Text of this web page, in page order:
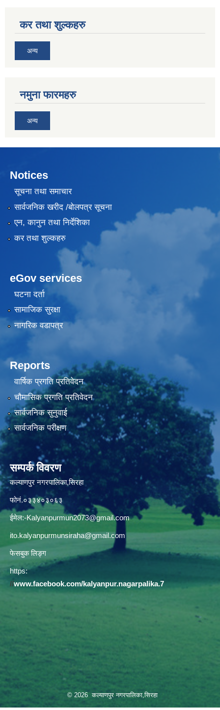
कर तथा शुल्कहरु
अन्य
नमुना फारमहरु
अन्य
Notices
सूचना तथा समाचार
सार्वजनिक खरीद /बोलपत्र सूचना
एन, कानुन तथा निर्देशिका
कर तथा शुल्कहरु
eGov services
घटना दर्ता
सामाजिक सुरक्षा
नागरिक वडापत्र
Reports
वार्षिक प्रगति प्रतिवेदन
चौमासिक प्रगति प्रतिवेदन
सार्वजनिक सुनुवाई
सार्वजनिक परीक्षण
सम्पर्क विवरण
कल्याणपुर नगरपालिका,सिरहा
फोनं.०३३४०३०६३
ईमेल:-Kalyanpurmun2073@gmail.com
ito.kalyanpurmunsiraha@gmail.com
फेसबुक लिङ्ग
https:
//www.facebook.com/kalyanpur.nagarpalika.7
© 2026 कल्याणपुर नगरपालिका,सिरहा